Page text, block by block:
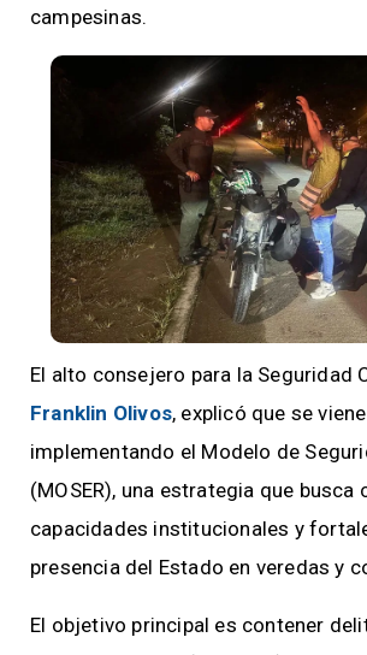
campesinas.
El alto consejero para la Seguridad
Franklin Olivos, explicó que se viene
implementando el Modelo de
(MOSER), una estrategia que busca
capacidades institucionales y
presencia del Estado en veredas y
El objetivo principal es contener